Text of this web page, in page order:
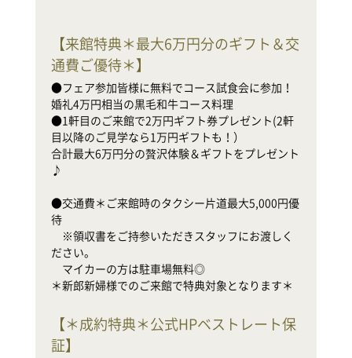
【来館特典＊最大6万円分のギフト＆交
通費ご優待＊】
●フェア参加皆様に無料でコース試食会に参加！
婚礼4万円相当の黒毛和牛コース料理
●1軒目のご来館で2万円ギフト券プレゼント(2軒
目以降のご見学なら1万円ギフトも！）
合計最大6万円分の贅沢体験＆ギフトをプレゼント
♪
●交通費＊ご来館時のタクシー片道最大5,000円優
待
※領収書をご持参いただきスタッフにお渡しく
ださい。
マイカーの方は駐車場無料◎
＊新郎新婦様でのご来館で特典対象となります＊
【＊成約特典＊公式HPベストレート保
証】